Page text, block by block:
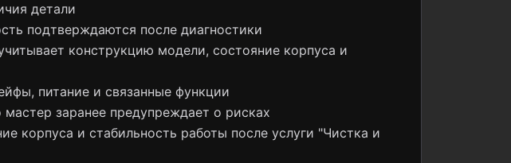
детали
подтверждаются после диагностики
конструкцию модели, состояние корпуса и
питание и связанные функции
заранее предупреждает о рисках
корпуса и стабильность работы после услуги "Чистка и